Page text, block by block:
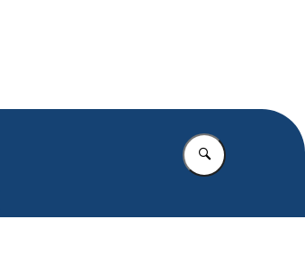
Vul in wat u